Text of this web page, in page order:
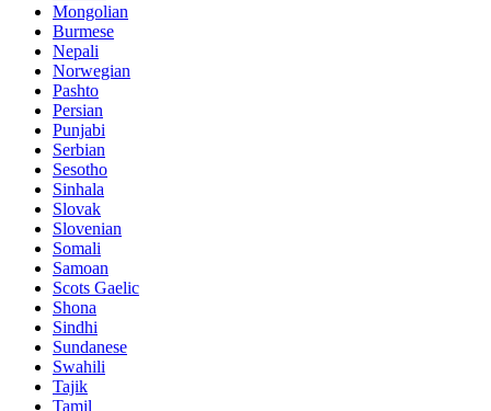
Mongolian
Burmese
Nepali
Norwegian
Pashto
Persian
Punjabi
Serbian
Sesotho
Sinhala
Slovak
Slovenian
Somali
Samoan
Scots Gaelic
Shona
Sindhi
Sundanese
Swahili
Tajik
Tamil